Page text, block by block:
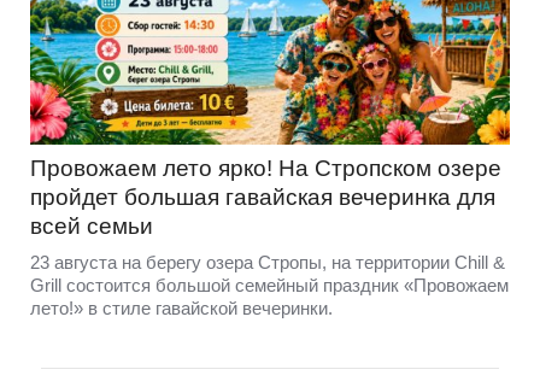
Провожаем лето ярко! На Стропском озере
пройдет большая гавайская вечеринка для
всей семьи
23 августа на берегу озера Стропы, на территории Chill &
Grill состоится большой семейный праздник «Провожаем
лето!» в стиле гавайской вечеринки.